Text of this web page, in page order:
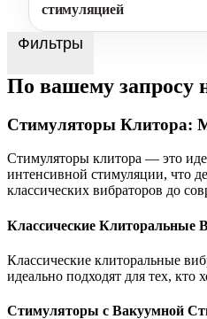
стимуляцией
Фильтры
По вашему запросу
Стимуляторы Клитора:
Стимуляторы клитора — это
интенсивной стимуляции, что
классических вибраторов до
Классические Клиторальные
Классические клиторальные
идеально подходят для тех, кто
Стимуляторы с Вакуумной